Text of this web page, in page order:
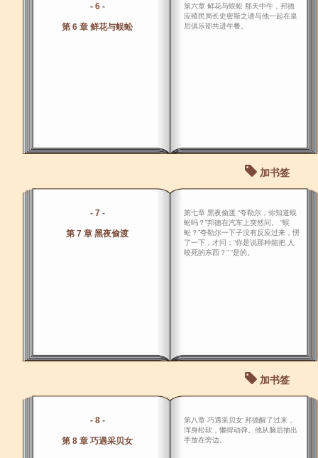
- 6 -
第 6 章 鲜花与蜈蚣
第六章 鲜花与蜈蚣 那天中午，邦德
应殖民局长史密斯之请与他一起在皇
后俱乐部共进午餐。
加书签
- 7 -
第 7 章 黑夜偷渡
第七章 黑夜偷渡 “夸勒尔，你知道蜈
蚣吗？”邦德在汽车上突然问。 “蜈
蚣？”夸勒尔一下子没有反应过来，愣
了一下，才问：“你是说那种能把 人
咬死的东西？” “是的。
加书签
- 8 -
第 8 章 巧遇采贝女
第八章 巧遇采贝女 邦德醒了过来，
浑身松软，懒得动弹。他从脑后抽出
手放在旁边。